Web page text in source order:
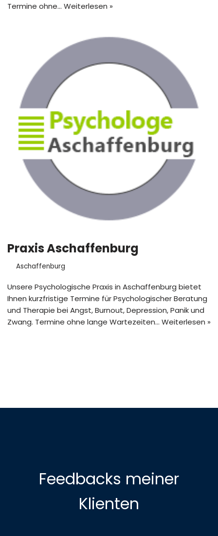
Termine ohne… Weiterlesen »
Praxis Aschaffenburg
Aschaffenburg
Unsere Psychologische Praxis in Aschaffenburg bietet
Ihnen kurzfristige Termine für Psychologischer Beratung
und Therapie bei Angst, Burnout, Depression, Panik und
Zwang. Termine ohne lange Wartezeiten… Weiterlesen »
Feedbacks meiner
Klienten